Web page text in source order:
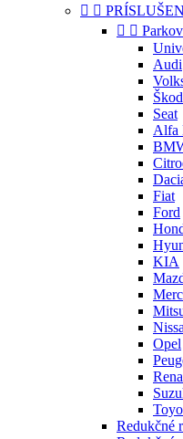
 
 
Audi
Seat
Alfa
Fiat
Ford
KIA
Opel
Redukčné